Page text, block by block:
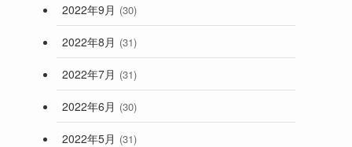
2022年9月 (30)
2022年8月 (31)
2022年7月 (31)
2022年6月 (30)
2022年5月 (31)